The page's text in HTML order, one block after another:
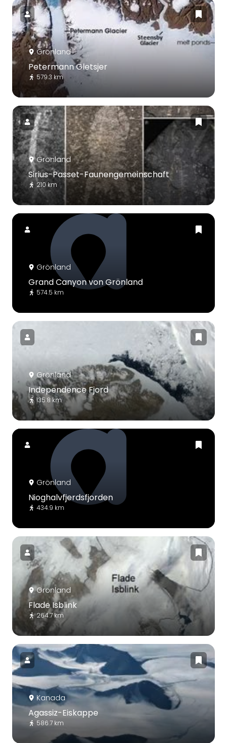
Grönland
Petermann Gletsjer
579.3 km
Grönland
Sirius-Passet-Faunengemeinschaft
210 km
Grönland
Grand Canyon von Grönland
574.5 km
Grönland
Independence Fjord
135.8 km
Grönland
Nioghalvfjerdsfjorden
434.9 km
Grönland
Flade Isblink
264.7 km
Kanada
Agassiz-Eiskappe
586.7 km